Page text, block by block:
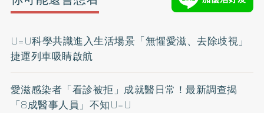
U=U科學共識進入生活場景「無懼愛滋、去除歧視」
捷運列車吸睛啟航
愛滋感染者「看診被拒」成就醫日常！最新調查揭
「8成醫事人員」不知U=U